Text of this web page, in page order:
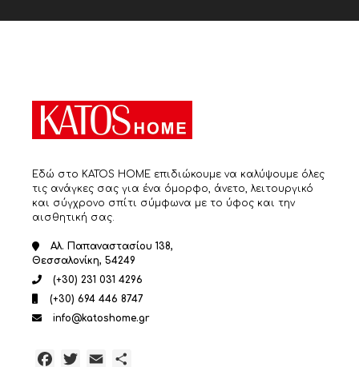
Εδώ στο KATOS HOME επιδιώκουμε να καλύψουμε όλες
τις ανάγκες σας για ένα όμορφο, άνετο, λειτουργικό
και σύγχρονο σπίτι σύμφωνα με το ύφος και την
αισθητική σας.
Αλ. Παπαναστασίου 138,
Θεσσαλονίκη, 54249
(+30) 231 031 4296
(+30) 694 446 8747
info@katoshome.gr
Facebook
TwitterEmail